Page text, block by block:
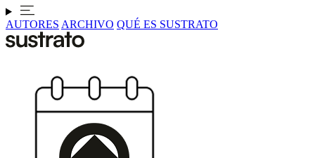
AUTORES ARCHIVO QUÉ ES SUSTRATO